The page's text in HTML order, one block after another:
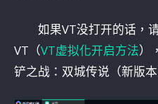
如果VT没打开的话，
VT（VT虚拟化开启方法）
铲之战：双城传说（新版